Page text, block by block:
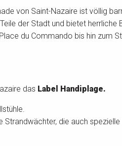
von Saint-Nazaire ist völlig
der Stadt und bietet herrliche
du Commando bis hin zum
das Label Handiplage.
Strandwächter, die auch